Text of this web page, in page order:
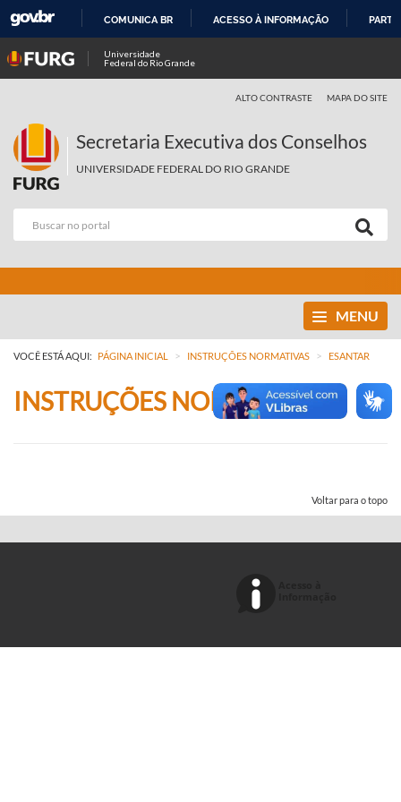
COMUNICA BR ACESSO À INFORMAÇÃO
Universidade
Federal do Rio Grande
ALTO CONTRASTE MAPA DO SITE
Secretaria Executiva dos Conselhos
UNIVERSIDADE FEDERAL DO RIO GRANDE
MENU
VOCÊ ESTÁ AQUI: PÁGINA INICIAL > INSTRUÇÕES NORMATIVAS > ESANTAR
INSTRUÇÕES NORMATIVAS
Voltar para o topo